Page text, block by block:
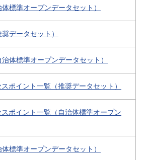
標準オープンデータセット）
データセット）
体標準オープンデータセット）
ポイント一覧（推奨データセット）
ポイント一覧（自治体標準オープン
標準オープンデータセット）